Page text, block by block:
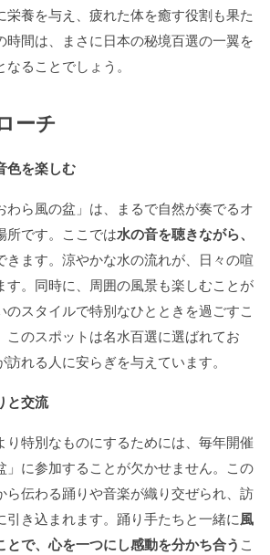
栄養を与え、疲れた体を癒す役割も果た
時間は、まさに日本の秘境百選の一翼を
ることでしょう。
ーチ
色を楽しむ
わら風の盆」は、まるで自然が奏でるオ
所です。ここでは水の音を聴きながら、
きます。涼やかな水の流れが、日々の喧
す。同時に、周囲の風景も楽しむことが
のスタイルで特別なひとときを過ごすこ
このスポットは名水百選に選ばれてお
れる人に安らぎを与えています。
と交流
り特別なものにするためには、毎年開催
」に参加することが欠かせません。この
ら伝わる踊りや音楽が織り交ぜられ、訪
引き込まれます。踊り手たちと一緒に風
で、心を一つにし感動を分かち合う こ